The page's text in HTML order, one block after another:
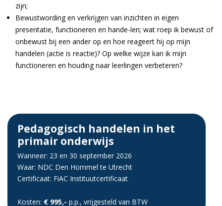
zijn;
Bewustwording en verkrijgen van inzichten in eigen
presentatie, functioneren en hande-len; wat roep ik bewust of
onbewust bij een ander op en hoe reageert hij op mijn
handelen (actie is reactie)? Op welke wijze kan ik mijn
functioneren en houding naar leerlingen verbeteren?
Pedagogisch handelen in het
primair onderwijs
Wanneer: 23 en 30 september 2026
Waar: NDC Den Hommel te Utrecht
Certificaat: FiAC Instituutcertificaat
Kosten: € 995,- p.p., vrijgesteld van BTW